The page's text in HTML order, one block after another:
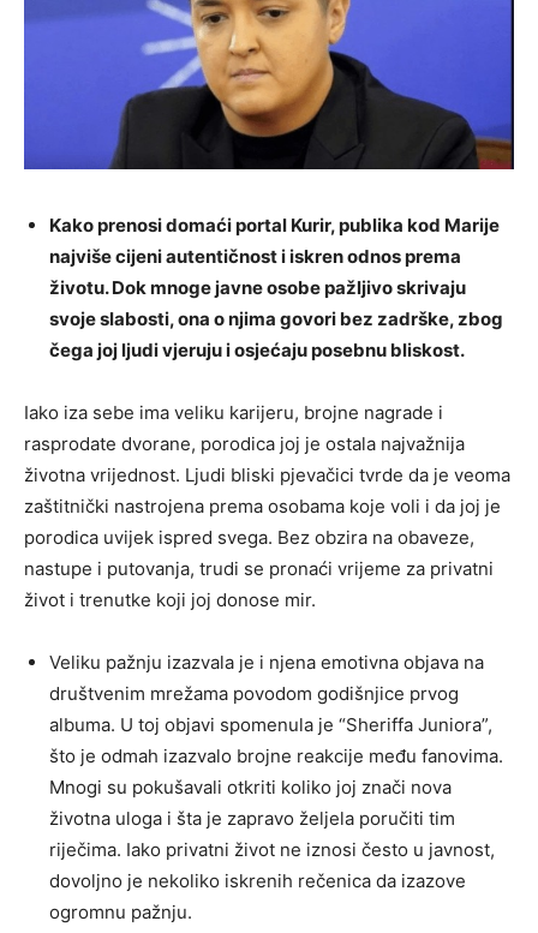
Kako prenosi domaći portal Kurir, publika kod Marije
najviše cijeni autentičnost i iskren odnos prema
životu. Dok mnoge javne osobe pažljivo skrivaju
svoje slabosti, ona o njima govori bez zadrške, zbog
čega joj ljudi vjeruju i osjećaju posebnu bliskost.
Iako iza sebe ima veliku karijeru, brojne nagrade i
rasprodate dvorane, porodica joj je ostala najvažnija
životna vrijednost. Ljudi bliski pjevačici tvrde da je veoma
zaštitnički nastrojena prema osobama koje voli i da joj je
porodica uvijek ispred svega. Bez obzira na obaveze,
nastupe i putovanja, trudi se pronaći vrijeme za privatni
život i trenutke koji joj donose mir.
Veliku pažnju izazvala je i njena emotivna objava na
društvenim mrežama povodom godišnjice prvog
albuma. U toj objavi spomenula je “Sheriffa Juniora”,
što je odmah izazvalo brojne reakcije među fanovima.
Mnogi su pokušavali otkriti koliko joj znači nova
životna uloga i šta je zapravo željela poručiti tim
riječima. Iako privatni život ne iznosi često u javnost,
dovoljno je nekoliko iskrenih rečenica da izazove
ogromnu pažnju.